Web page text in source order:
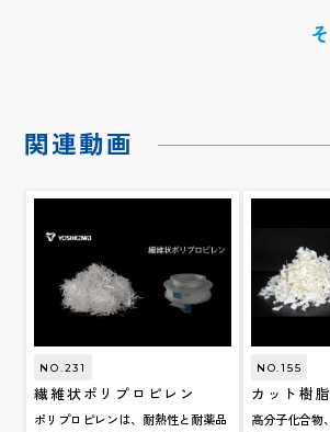
関連動画
NO.231
繊維状ポリプロピレン
ポリプロピレンは、耐熱性と耐薬品
NO.155
カット樹脂
高分子化合物